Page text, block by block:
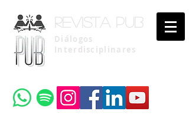
Revista pub
Diálogos
Interdisciplinares